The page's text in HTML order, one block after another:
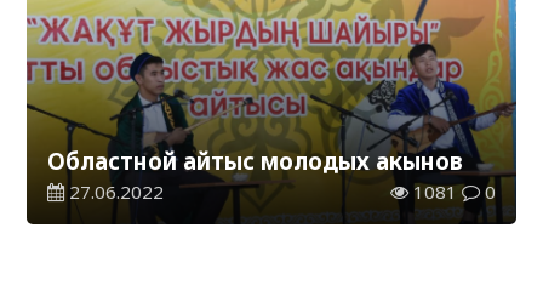
Областной айтыс молодых акынов
27.06.2022 1081 0